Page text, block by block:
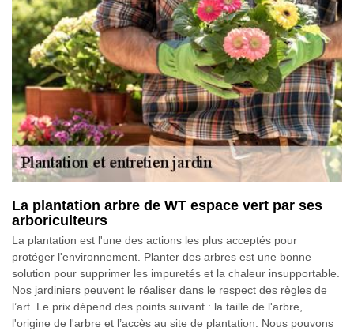
La plantation arbre de WT espace vert par ses
arboriculteurs
La plantation est l'une des actions les plus acceptés pour
protéger l'environnement. Planter des arbres est une bonne
solution pour supprimer les impuretés et la chaleur insupportable.
Nos jardiniers peuvent le réaliser dans le respect des règles de
l’art. Le prix dépend des points suivant : la taille de l'arbre,
l'origine de l'arbre et l’accès au site de plantation. Nous pouvons